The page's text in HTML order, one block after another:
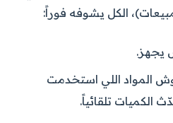
الكل يشوفه فوراً:
يجهز.
المواد اللي استخدمت
الكميات تلقائياً.